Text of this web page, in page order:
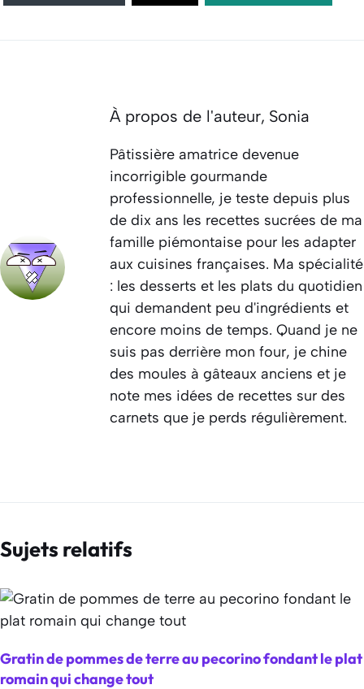
À propos de l'auteur, Sonia
Pâtissière amatrice devenue
incorrigible gourmande
professionnelle, je teste depuis plus
de dix ans les recettes sucrées de ma
famille piémontaise pour les adapter
aux cuisines françaises. Ma spécialité
: les desserts et les plats du quotidien
qui demandent peu d'ingrédients et
encore moins de temps. Quand je ne
suis pas derrière mon four, je chine
des moules à gâteaux anciens et je
note mes idées de recettes sur des
carnets que je perds régulièrement.
Sujets relatifs
Gratin de pommes de terre au pecorino fondant le plat
romain qui change tout